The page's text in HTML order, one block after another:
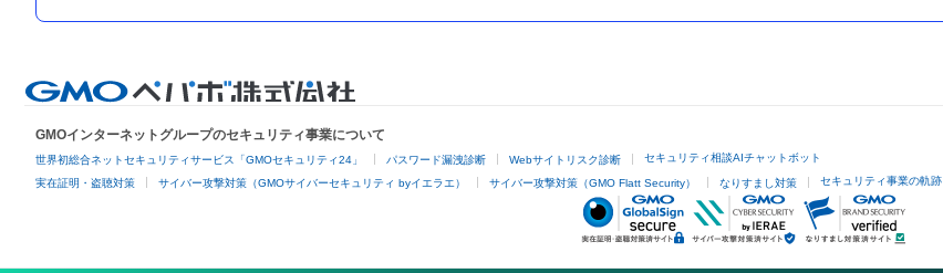
GMOインターネットグループのセキュリティ事業について
世界初総合ネットセキュリティサービス「GMOセキュリティ24」 パスワード漏洩診断 Webサイトリスク診断 セキュリティ相談AIチャットボット
実在証明・盗聴対策 サイバー攻撃対策（GMOサイバーセキュリティ byイエラエ） サイバー攻撃対策（GMO Flatt Security） なりすまし対策 セキュリティ事業の軌跡